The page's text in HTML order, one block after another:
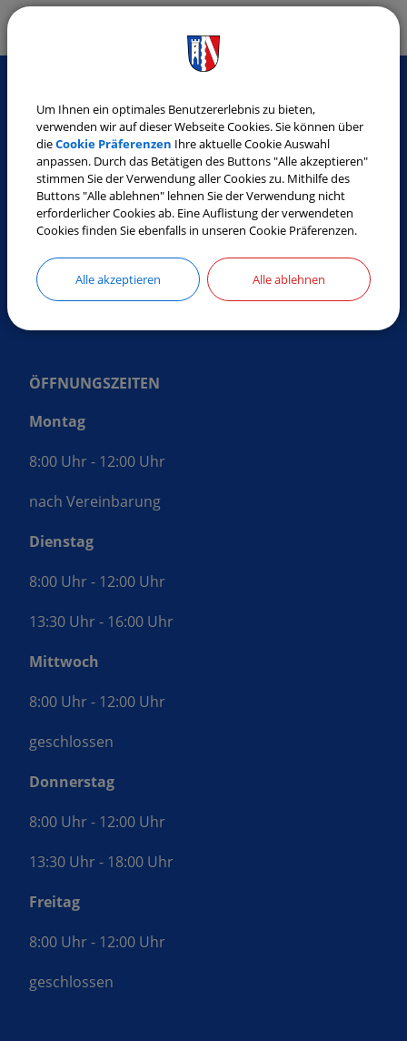
mit Landschaftsplanes durch Deckblatt Nr. 19 (…
SO ERREICHEN SIE UNS
Gemeinde Laberweinting
Landshuter Straße 32
84082 Laberweinting
Tel.:08772 9619-0
Fax:08772 9619-30
E-Mail:gemeinde@laberweinting.de
ÖFFNUNGSZEITEN
Montag
8:00 Uhr - 12:00 Uhr
nach Vereinbarung
Dienstag
8:00 Uhr - 12:00 Uhr
13:30 Uhr - 16:00 Uhr
Mittwoch
8:00 Uhr - 12:00 Uhr
geschlossen
Donnerstag
8:00 Uhr - 12:00 Uhr
13:30 Uhr - 18:00 Uhr
Freitag
8:00 Uhr - 12:00 Uhr
geschlossen
Um Ihnen ein optimales Benutzererlebnis zu bieten,
verwenden wir auf dieser Webseite Cookies. Sie können über
dieCookie Präferenzen Ihre aktuelle Cookie Auswahl
anpassen. Durch das Betätigen des Buttons "Alle akzeptieren"
stimmen Sie der Verwendung aller Cookies zu. Mithilfe des
Buttons "Alle ablehnen" lehnen Sie der Verwendung nicht
erforderlicher Cookies ab. Eine Auflistung der verwendeten
Cookies finden Sie ebenfalls in unseren Cookie Präferenzen.
Alle akzeptieren Alle ablehnen